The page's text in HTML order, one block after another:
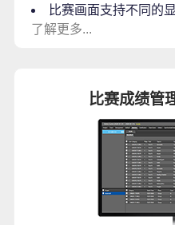
比赛画面支持不同的
了解更多...
比赛成绩管